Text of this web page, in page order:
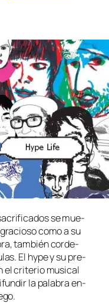
se mue­
co­mo a su
tam­bién cor­de­
El hy­pe y su pre­
el cri­te­rio mu­si­cal
la pa­la­bra en­